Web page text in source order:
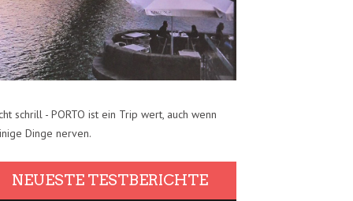
schrill - PORTO ist ein Trip wert, auch wenn
Dinge nerven.
NEUESTE TESTBERICHTE